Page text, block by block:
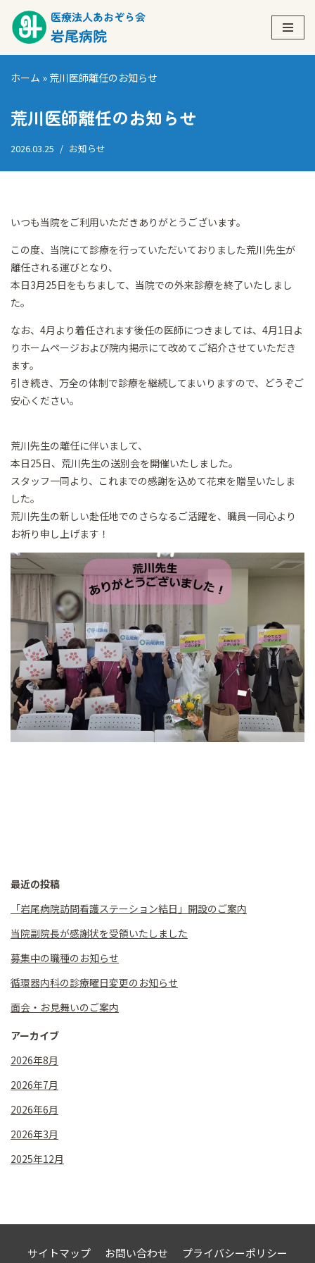
コ
ン
テ
ツ
へ
ス
ホーム » 荒川医師離任のお知らせ
荒川医師離任のお知らせ
2026.03.25 お知らせ
いつも当院をご利用いただきありがとうございます。
この度、当院にて診療を行っていただいておりました荒川先生が
離任される運びとなり、
本日3月25日をもちまして、当院での外来診療を終了いたしまし
た。
なお、4月より着任されます後任の医師につきましては、4月1日よ
りホームページおよび院内掲示にて改めてご紹介させていただき
ます。
引き続き、万全の体制で診療を継続してまいりますので、どうぞご
安心ください。
荒川先生の離任に伴いまして、
本日25日、荒川先生の送別会を開催いたしました。
スタッフ一同より、これまでの感謝を込めて花束を贈呈いたしま
した。
荒川先生の新しい赴任地でのさらなるご活躍を、職員一同心より
お祈り申し上げます！
最近の投稿
「岩尾病院訪問看護ステーション結日」開設のご案内
当院副院長が感謝状を受領いたしました
募集中の職種のお知らせ
循環器内科の診療曜日変更のお知らせ
面会・お見舞いのご案内
アーカイブ
2026年8月
2026年7月
2026年6月
2026年3月
2025年12月
サイトマップ お問い合わせ プライバシーポリシー